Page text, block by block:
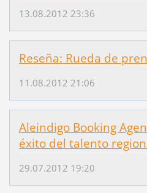
13.08.2012 23:36
Reseña: Rueda de
11.08.2012 21:06
Aleindigo Booking
éxito del talento
29.07.2012 19:20